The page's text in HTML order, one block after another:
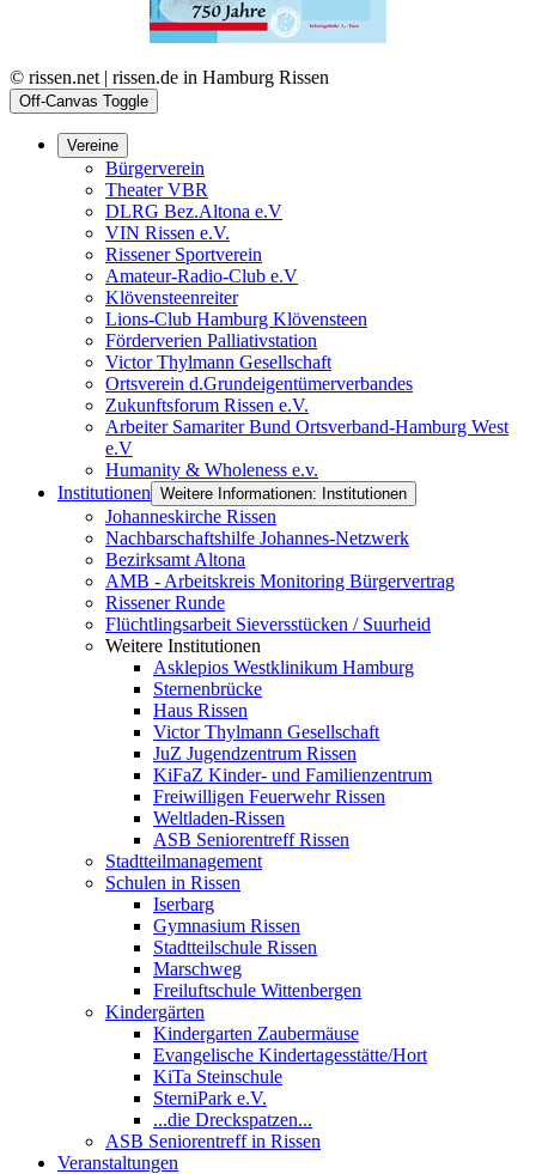
© rissen.net | rissen.de in Hamburg Rissen
Off-Canvas Toggle
Vereine
Bürgerverein
Theater VBR
DLRG Bez.Altona e.V
VIN Rissen e.V.
Rissener Sportverein
Amateur-Radio-Club e.V
Klövensteenreiter
Lions-Club Hamburg Klövensteen
Förderverien Palliativstation
Victor Thylmann Gesellschaft
Ortsverein d.Grundeigentümerverbandes
Zukunftsforum Rissen e.V.
Arbeiter Samariter Bund Ortsverband-Hamburg West
e.V
Humanity & Wholeness e.v.
Institutionen Weitere Informationen: Institutionen
Johanneskirche Rissen
Nachbarschaftshilfe Johannes-Netzwerk
Bezirksamt Altona
AMB - Arbeitskreis Monitoring Bürgervertrag
Rissener Runde
Flüchtlingsarbeit Sieversstücken / Suurheid
Weitere Institutionen
Asklepios Westklinikum Hamburg
Sternenbrücke
Haus Rissen
Victor Thylmann Gesellschaft
JuZ Jugendzentrum Rissen
KiFaZ Kinder- und Familienzentrum
Freiwilligen Feuerwehr Rissen
Weltladen-Rissen
ASB Seniorentreff Rissen
Stadtteilmanagement
Schulen in Rissen
Iserbarg
Gymnasium Rissen
Stadtteilschule Rissen
Marschweg
Freiluftschule Wittenbergen
Kindergärten
Kindergarten Zaubermäuse
Evangelische Kindertagesstätte/Hort
KiTa Steinschule
SterniPark e.V.
...die Dreckspatzen...
ASB Seniorentreff in Rissen
Veranstaltungen